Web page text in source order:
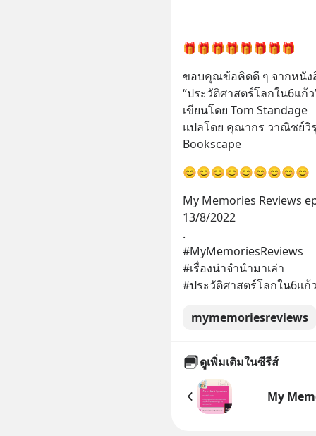
🎁🎁🎁🎁🎁🎁🎁🎁
ขอบคุณข้อคิดดี ๆ จากหนัง
“ประวัติศาสตร์โลกใน6แก้ว
เขียนโดย Tom Standage
แปลโดย คุณากร วาณิชย์วิ
Bookscape
😊😊😊😊😊😊😊😊😊
My Memories Reviews
13/8/2022
.
#MyMemoriesReviews
#เรื่องน่าจำนำมาเล่า
#ประวัติศาสตร์โลกใน6แก้
mymemoriesreviews
ดูเพิ่มเติมในซีรีส์
My